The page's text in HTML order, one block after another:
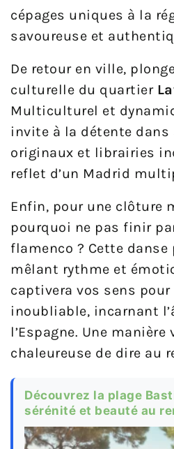
cépages uniques à la
savoureuse et
De retour en ville,
culturelle du quartier
Multiculturel et
invite à la détente dans
originaux et librairies
reflet d’un Madrid
Enfin, pour une clôture
pourquoi ne pas finir
flamenco ? Cette danse
mêlant rythme et
captivera vos sens pour
inoubliable, incarnant
l’Espagne. Une
chaleureuse de dire au
Découvrez la plage
sérénité et beauté au